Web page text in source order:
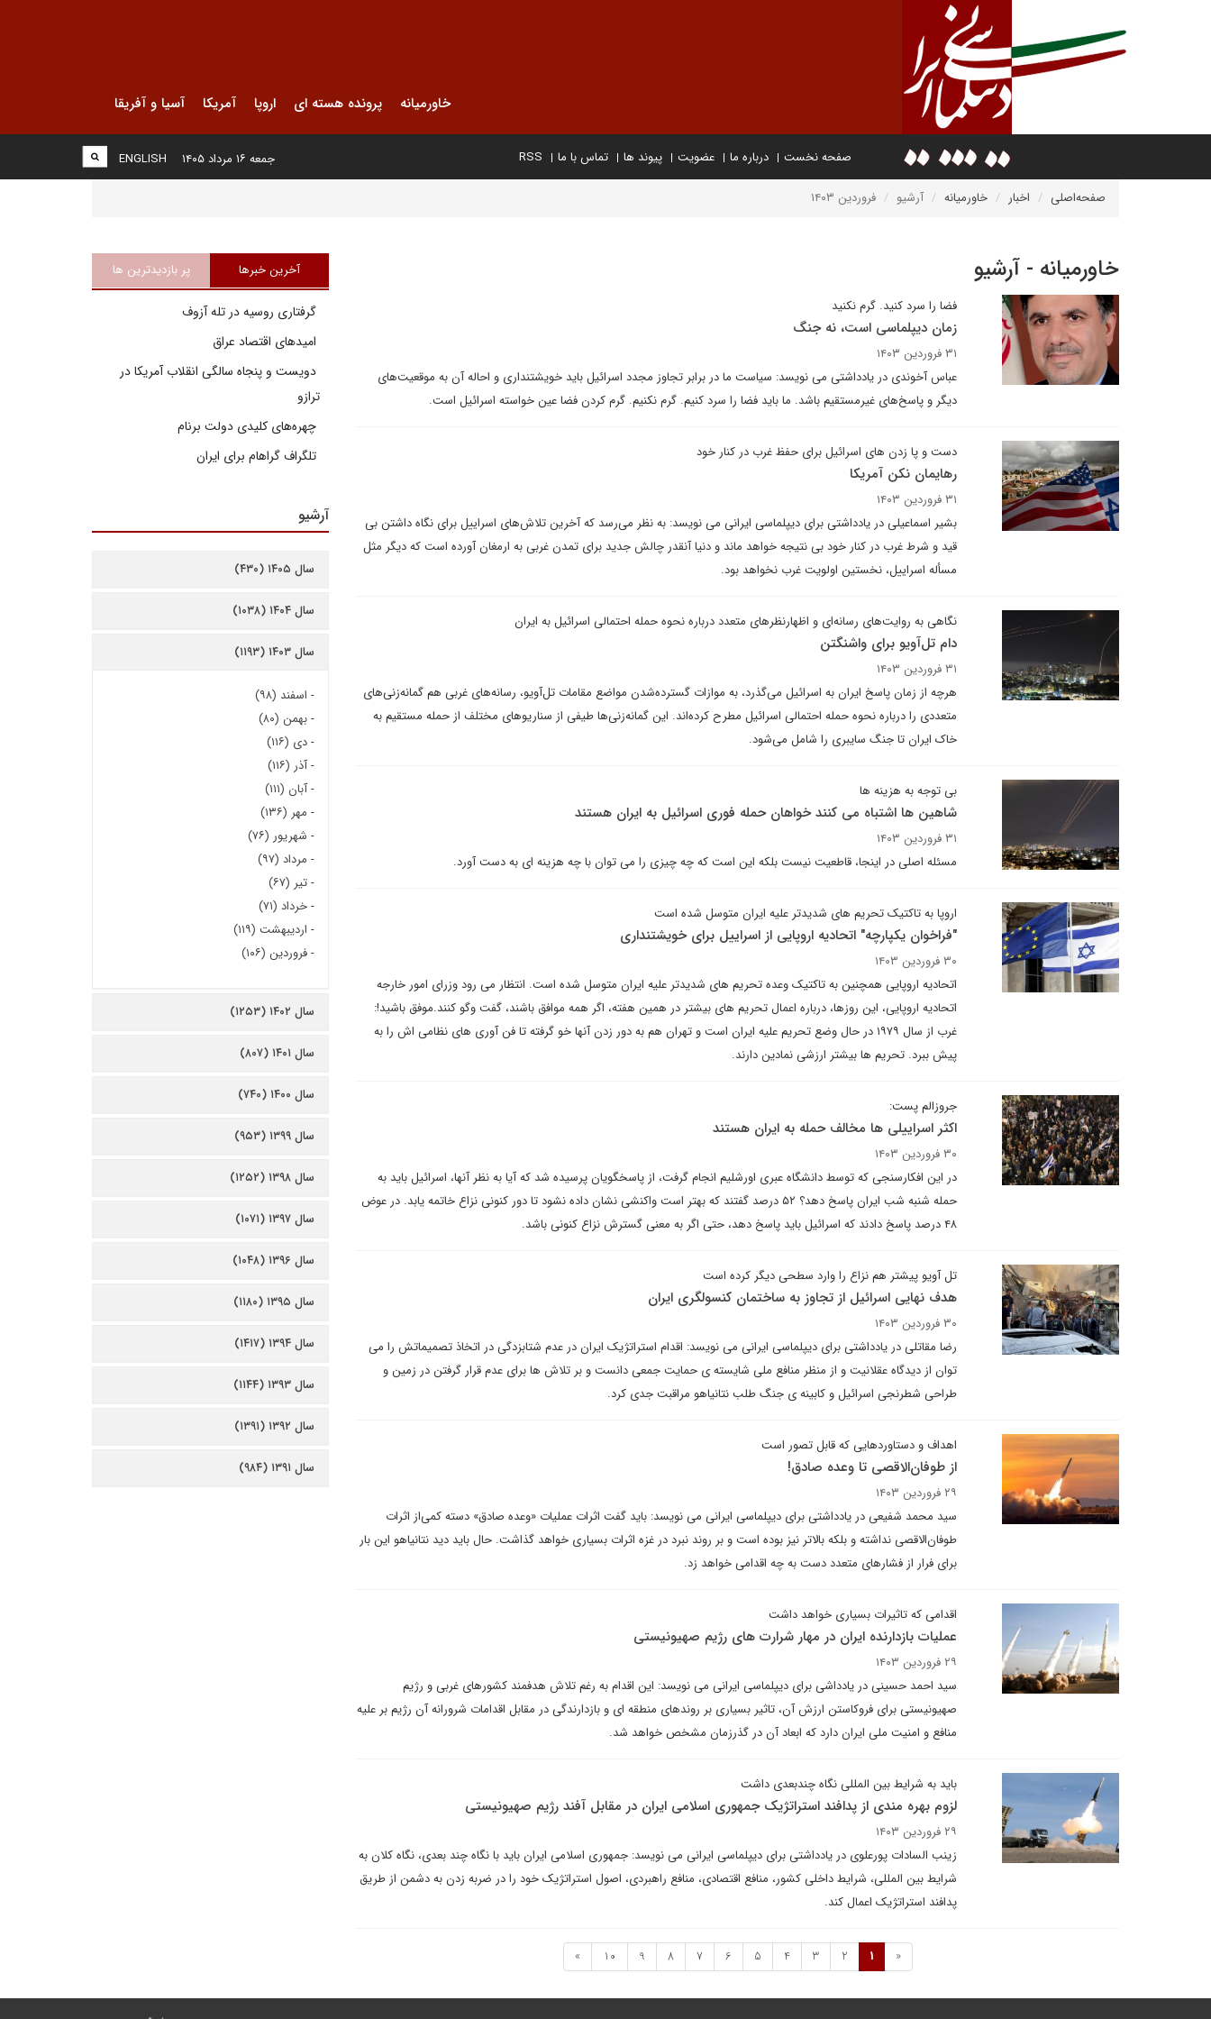
خاورمیانه پرونده هسته ای اروپا آمریکا آسیا و آفریقا
صفحه نخست درباره ما عضویت پیوند ها تماس با ما RSS
ENGLISH جمعه ۱۶ مرداد ۱۴۰۵
صفحه‌اصلی اخبار خاورمیانه آرشیو فروردین ۱۴۰۳
خاورمیانه - آرشیو
فضا را سرد کنید. گرم نکنید
زمان دیپلماسی است، نه جنگ
۳۱ فروردین ۱۴۰۳
عباس آخوندی در یادداشتی می نویسد: سیاست ما در برابر تجاوز مجدد اسرائیل باید خویشتنداری و احاله آن به موقعیت‌های
دیگر و پاسخ‌های غیرمستقیم باشد. ما باید فضا را سرد کنیم. گرم نکنیم. گرم کردن فضا عین خواسته اسرائیل است. ‌
دست و پا زدن های اسرائیل برای حفظ غرب در کنار خود
رهایمان نکن آمریکا
۳۱ فروردین ۱۴۰۳
بشیر اسماعیلی در یادداشتی برای دیپلماسی ایرانی می نویسد: به نظر می‌رسد که آخرین تلاش‌های اسراییل برای نگاه داشتن بی
قید و شرط غرب در کنار خود بی نتیجه خواهد ماند و دنیا آنقدر چالش جدید برای تمدن غربی به ارمغان آورده است که دیگر مثل
مسأله اسراییل، نخستین اولویت غرب نخواهد بود‌.
نگاهی به روایت‌های رسانه‌ای و اظهار‌نظرهای متعدد درباره نحوه حمله احتمالی اسرائیل به ایران
دام تل‌آویو برای واشنگتن
۳۱ فروردین ۱۴۰۳
هرچه از زمان پاسخ ایران به اسرائیل می‌گذرد، به موازات گسترده‌شدن مواضع مقامات تل‌آویو، رسانه‌های غربی هم گمانه‌زنی‌های
متعددی را درباره نحوه حمله احتمالی اسرائیل مطرح کرده‌اند. این گمانه‌زنی‌ها طیفی از سناریوهای مختلف از حمله مستقیم به
خاک ایران تا جنگ سایبری را شامل می‌شود.
بی توجه به هزینه ها
شاهین ها اشتباه می کنند خواهان حمله فوری اسرائیل به ایران هستند
۳۱ فروردین ۱۴۰۳
مسئله اصلی در اینجا، قاطعیت نیست بلکه این است که چه چیزی را می توان با چه هزینه ای به دست آورد.
اروپا به تاکتیک تحریم های شدیدتر علیه ایران متوسل شده است
"فراخوان یکپارچه" اتحادیه اروپایی از اسراییل برای خویشتنداری
۳۰ فروردین ۱۴۰۳
اتحادیه اروپایی همچنین به تاکتیک وعده تحریم های شدیدتر علیه ایران متوسل شده است. انتظار می رود وزرای امور خارجه
اتحادیه اروپایی، این روزها، درباره اعمال تحریم های بیشتر در همین هفته، اگر همه موافق باشند، گفت وگو کنند.موفق باشید!:
غرب از سال ۱۹۷۹ در حال وضع تحریم علیه ایران است و تهران هم به دور زدن آنها خو گرفته تا فن آوری های نظامی اش را به
پیش ببرد. تحریم ها بیشتر ارزشی نمادین دارند.
جروزالم پست:
اکثر اسراییلی ها مخالف حمله به ایران هستند
۳۰ فروردین ۱۴۰۳
در این افکارسنجی که توسط دانشگاه عبری اورشلیم انجام گرفت، از پاسخگویان پرسیده شد که آیا به نظر آنها، اسرائیل باید به
حمله شنبه شب ایران پاسخ دهد؟ ۵۲ درصد گفتند که بهتر است واکنشی نشان داده نشود تا دور کنونی نزاع خاتمه یابد. در عوض
۴۸ درصد پاسخ دادند که اسرائیل باید پاسخ دهد، حتی اگر به معنی گسترش نزاع کنونی باشد.
تل آویو پیشتر هم نزاع را وارد سطحی دیگر کرده است
هدف نهایی اسرائیل از تجاوز به ساختمان کنسولگری ایران
۳۰ فروردین ۱۴۰۳
رضا مقاتلی در یادداشتی برای دیپلماسی ایرانی می نویسد: اقدام استراتژیک ایران در عدم شتابزدگی در اتخاذ تصمیماتش را می
توان از دیدگاه عقلانیت و از منظر منافع ملی شایسته ی حمایت جمعی دانست و بر تلاش ها برای عدم قرار گرفتن در زمین و
طراحی شطرنجی اسرائیل و کابینه ی جنگ طلب نتانیاهو مراقبت جدی کرد.
اهداف و دستاوردهایی که قابل تصور است
از طوفان‌الاقصی تا وعده صادق!
۲۹ فروردین ۱۴۰۳
سید محمد شفیعی در یادداشتی برای دیپلماسی ایرانی می نویسد: باید گفت اثرات عملیات «وعده صادق» دسته کمی‌از اثرات
طوفان‌الاقصی نداشته و بلکه بالاتر نیز بوده است و بر روند نبرد در غزه اثرات بسیاری خواهد گذاشت. حال باید دید نتانیاهو این بار
برای فرار از فشارهای متعدد دست به چه اقدامی خواهد زد.
اقدامی که تاثیرات بسیاری خواهد داشت
عملیات بازدارنده ایران در مهار شرارت های رژیم صهیونیستی
۲۹ فروردین ۱۴۰۳
سید احمد حسینی در یادداشی برای دیپلماسی ایرانی می نویسد: این اقدام به رغم تلاش هدفمند کشورهای غربی و رژیم
صهیونیستی برای فروکاستن ارزش آن، تاثیر بسیاری بر روندهای منطقه ای و بازدارندگی در مقابل اقدامات شرورانه آن رژیم بر علیه
منافع و امنیت ملی ایران دارد که ابعاد آن در گذرزمان مشخص خواهد شد.
باید به شرایط بین المللی نگاه چندبعدی داشت
لزوم بهره مندی از پدافند استراتژیک جمهوری اسلامی ایران در مقابل آفند رژیم صهیونیستی
۲۹ فروردین ۱۴۰۳
زینب السادات پورعلوی در یادداشتی برای دیپلماسی ایرانی می نویسد: جمهوری اسلامی ایران باید با نگاه چند بعدی، نگاه کلان به
شرایط بین المللی، شرایط داخلی کشور، منافع اقتصادی، منافع راهبردی، اصول استراتژیک خود را در ضربه زدن به دشمن از طریق
پدافند استراتژیک اعمال کند.
«
1
2
3
4
5
6
7
8
9
10
»
آخرین خبرها پر بازدیدترین ها
گرفتاری روسیه در تله آزوف
امیدهای اقتصاد عراق
دویست و پنجاه سالگی انقلاب آمریکا در
ترازو
چهره‌های کلیدی دولت برنام
تلگراف گراهام برای ایران
آرشیو
سال ۱۴۰۵ (۴۳۰)
سال ۱۴۰۴ (۱۰۳۸)
سال ۱۴۰۳ (۱۱۹۳)
- اسفند (۹۸)
-بهمن (۸۰)
-دی (۱۱۶)
-آذر (۱۱۶)
-آبان (۱۱۱)
- مهر (۱۳۶)
- شهریور (۷۶)
- مرداد (۹۷)
-تیر (۶۷)
-خرداد (۷۱)
- اردیبهشت (۱۱۹)
-فروردین (۱۰۶)
سال ۱۴۰۲ (۱۲۵۳)
سال ۱۴۰۱ (۸۰۷)
سال ۱۴۰۰ (۷۴۰)
سال ۱۳۹۹ (۹۵۳)
سال ۱۳۹۸ (۱۲۵۲)
سال ۱۳۹۷ (۱۰۷۱)
سال ۱۳۹۶ (۱۰۴۸)
سال ۱۳۹۵ (۱۱۸۰)
سال ۱۳۹۴ (۱۴۱۷)
سال ۱۳۹۳ (۱۱۴۴)
سال ۱۳۹۲ (۱۳۹۱)
سال ۱۳۹۱ (۹۸۴)